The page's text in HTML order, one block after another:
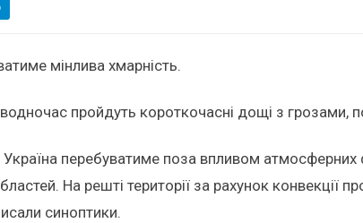
мінлива хмарність.
водночас пройдуть короткочасні дощі з
перебуватиме поза впливом
На решті території за рахунок
синоптики.